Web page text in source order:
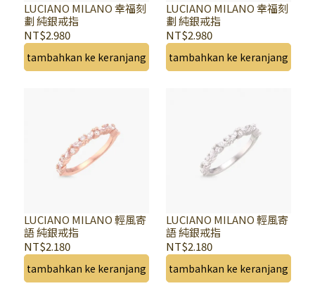
LUCIANO MILANO 幸福刻
劃 純銀戒指
NT$2.980
tambahkan ke keranjang
LUCIANO MILANO 幸福刻
劃 純銀戒指
NT$2.980
tambahkan ke keranjang
LUCIANO MILANO 輕風寄
語 純銀戒指
NT$2.180
tambahkan ke keranjang
LUCIANO MILANO 輕風寄
語 純銀戒指
NT$2.180
tambahkan ke keranjang